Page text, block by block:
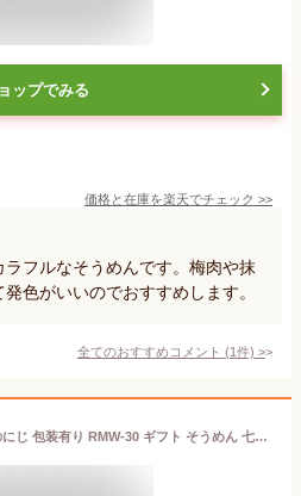
ップでみる
価格と在庫を楽天でチェック >>
フルなそうめんです。梅肉や抹
色がいいのでおすすめします。
全てのおすすめコメント (1件) >
三輪そうめん小西 みわのにじ 包装有り RMW-30 ギフト そうめん 七色 虹色 変わり素麺 みわそうめん カラーそうめん